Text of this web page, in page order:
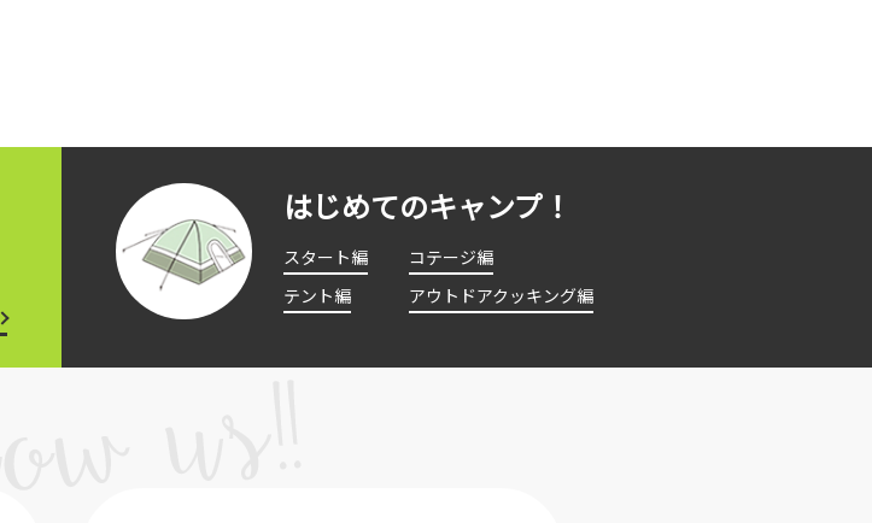
はじめてのキャンプ！
スタート編
コテージ編
テント編
アウトドアクッキング編